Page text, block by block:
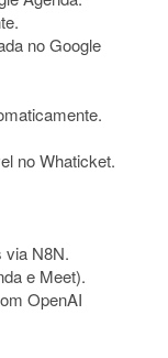
no Google
no Whaticket.
via N8N.
e Meet).
OpenAI